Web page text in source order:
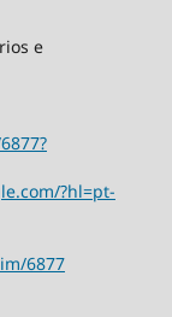
e
?hl=pt-
6877